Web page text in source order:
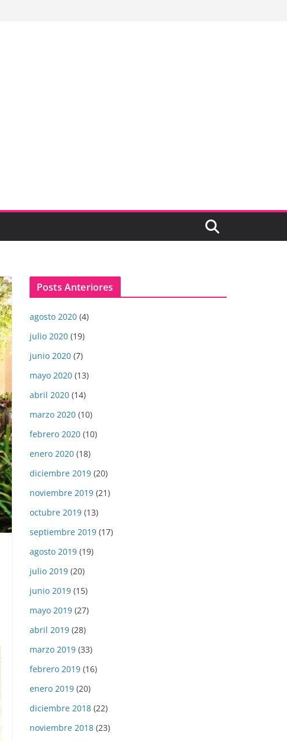
Posts Anteriores
agosto 2020 (4)
julio 2020 (19)
junio 2020 (7)
mayo 2020 (13)
abril 2020 (14)
marzo 2020 (10)
febrero 2020 (10)
enero 2020 (18)
diciembre 2019 (20)
noviembre 2019 (21)
octubre 2019 (13)
septiembre 2019 (17)
agosto 2019 (19)
julio 2019 (20)
junio 2019 (15)
mayo 2019 (27)
abril 2019 (28)
marzo 2019 (33)
febrero 2019 (16)
enero 2019 (20)
diciembre 2018 (22)
noviembre 2018 (23)